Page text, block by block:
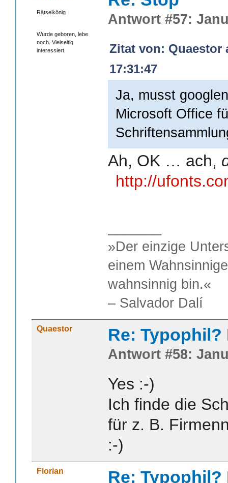
Rätselkönig
Wurde geboren, lebe
noch. Vielseitig
interessiert.
Antwort #57:
Zitat von: Quaestor
17:31:47
Ja, musst
Microsoft Office
Ah, OK … ach,
http://
»Der einzige
einem
wahnsinnig bin.«
– Salvador Dalí
Quaestor Re:
Antwort #58:
Yes :-)
Ich finde die
für z. B.
:-)
Florian Re: